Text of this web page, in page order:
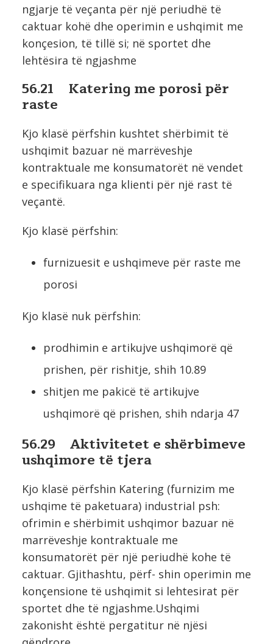
ngjarje të veçanta për një periudhë të
caktuar kohë dhe operimin e ushqimit me
konçesion, të tillë si; në sportet dhe
lehtësira të ngjashme
56.21 Katering me porosi për
raste
Kjo klasë përfshin kushtet shërbimit të
ushqimit bazuar në marrëveshje
kontraktuale me konsumatorët në vendet
e specifikuara nga klienti për një rast të
veçantë.
Kjo klasë përfshin:
furnizuesit e ushqimeve për raste me
porosi
Kjo klasë nuk përfshin:
prodhimin e artikujve ushqimorë që
prishen, për rishitje, shih 10.89
shitjen me pakicë të artikujve
ushqimorë që prishen, shih ndarja 47
56.29 Aktivitetet e shërbimeve
ushqimore të tjera
Kjo klasë përfshin Katering (furnizim me
ushqime të paketuara) industrial psh:
ofrimin e shërbimit ushqimor bazuar në
marrëveshje kontraktuale me
konsumatorët për një periudhë kohe të
caktuar. Gjithashtu, përf- shin operimin me
konçensione të ushqimit si lehtesirat për
sportet dhe të ngjashme.Ushqimi
zakonisht është pergatitur në njësi